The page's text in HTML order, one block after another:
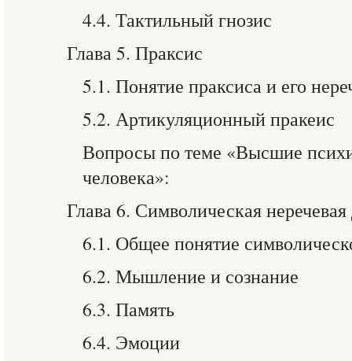
4.4. Тактильный гнозис
Глава 5. Праксис
5.1. Понятие праксиса и его
5.2. Артикуляционный пракеис
Вопросы по теме «Высшие
человека»:
Глава 6. Символическая неречевая
6.1. Общее понятие
6.2. Мышление и сознание
6.3. Память
6.4. Эмоции